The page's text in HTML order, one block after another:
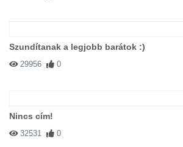
Szundítanak a legjobb barátok :)
29956 0
Nincs cím!
32531 0